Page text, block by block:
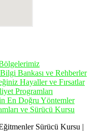
Bankası ve Rehberler
Hayaller ve Fırsatlar
Programları
En Doğru Yöntemler
ve Sürücü Kursu
Sürücü Kursu |